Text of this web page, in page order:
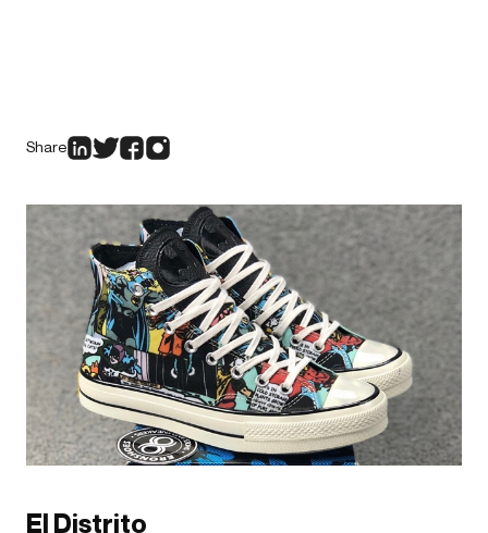
Share
El Distrito